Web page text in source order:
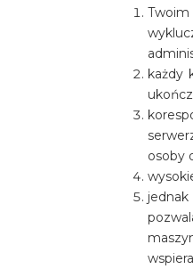
każdy
osoby